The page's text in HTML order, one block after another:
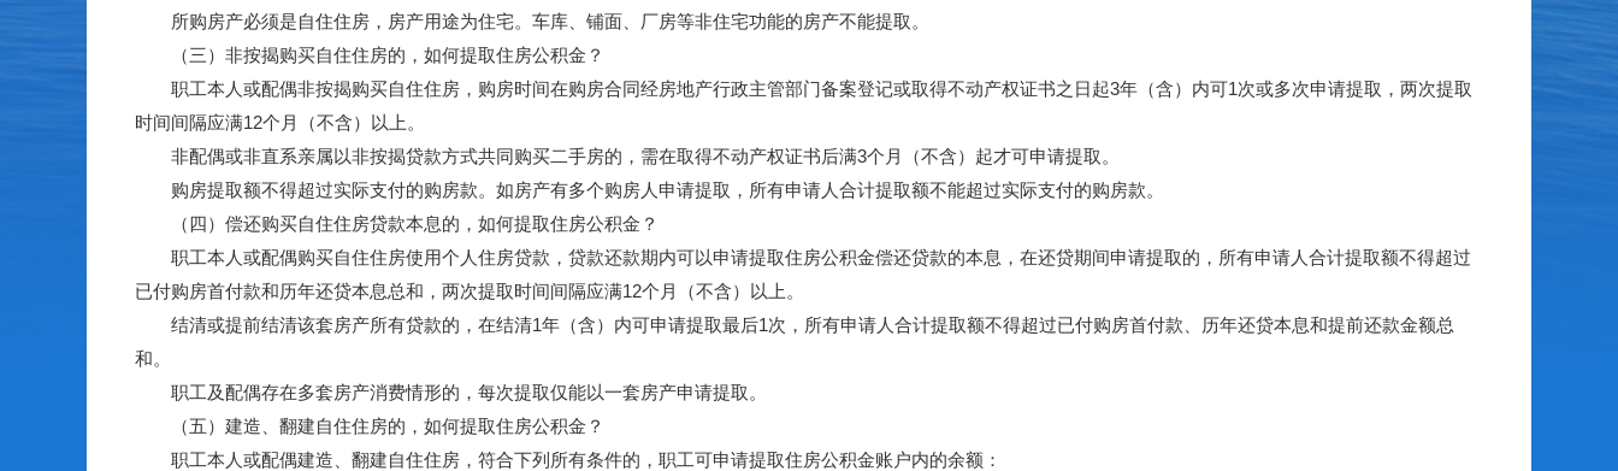
所购房产必须是自住住房，房产用途为住宅。车库、铺面、厂房等非住宅功能的房产不能提取。
（三）非按揭购买自住住房的，如何提取住房公积金？
职工本人或配偶非按揭购买自住住房，购房时间在购房合同经房地产行政主管部门备案登记或取得不动产权证书之日起3年（含）内可1次或多次申请提取，两次提取
时间间隔应满12个月（不含）以上。
非配偶或非直系亲属以非按揭贷款方式共同购买二手房的，需在取得不动产权证书后满3个月（不含）起才可申请提取。
购房提取额不得超过实际支付的购房款。如房产有多个购房人申请提取，所有申请人合计提取额不能超过实际支付的购房款。
（四）偿还购买自住住房贷款本息的，如何提取住房公积金？
职工本人或配偶购买自住住房使用个人住房贷款，贷款还款期内可以申请提取住房公积金偿还贷款的本息，在还贷期间申请提取的，所有申请人合计提取额不得超过
已付购房首付款和历年还贷本息总和，两次提取时间间隔应满12个月（不含）以上。
结清或提前结清该套房产所有贷款的，在结清1年（含）内可申请提取最后1次，所有申请人合计提取额不得超过已付购房首付款、历年还贷本息和提前还款金额总
和。
职工及配偶存在多套房产消费情形的，每次提取仅能以一套房产申请提取。
（五）建造、翻建自住住房的，如何提取住房公积金？
职工本人或配偶建造、翻建自住住房，符合下列所有条件的，职工可申请提取住房公积金账户内的余额：